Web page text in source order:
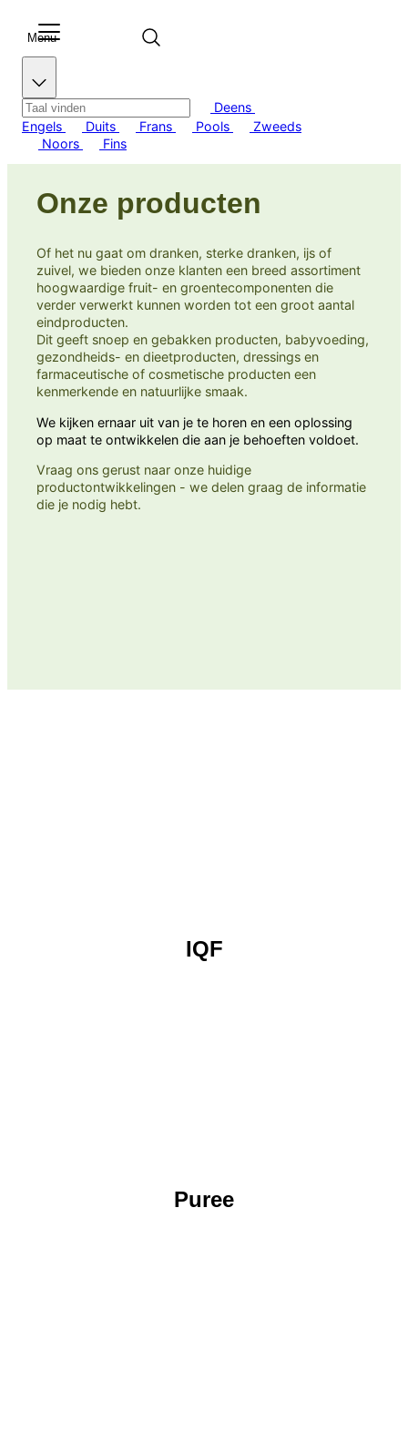
Menu
Producten
Toeleveringsketen
Ons verhaal
(+45) 57 67 50 05
Deens
Engels
Duits Frans Pools
Zweeds
Noors
Fins
Onze producten
Of het nu gaat om dranken, sterke dranken, ijs of
zuivel, we bieden onze klanten een breed assortiment
hoogwaardige fruit- en groentecomponenten die
verder verwerkt kunnen worden tot een groot aantal
eindproducten.
Dit geeft snoep en gebakken producten, babyvoeding,
gezondheids- en dieetproducten, dressings en
farmaceutische of cosmetische producten een
kenmerkende en natuurlijke smaak.
We kijken ernaar uit van je te horen en een oplossing
op maat te ontwikkelen die aan je behoeften voldoet.
Vraag ons gerust naar onze huidige
productontwikkelingen - we delen graag de informatie
die je nodig hebt.
IQF
Puree